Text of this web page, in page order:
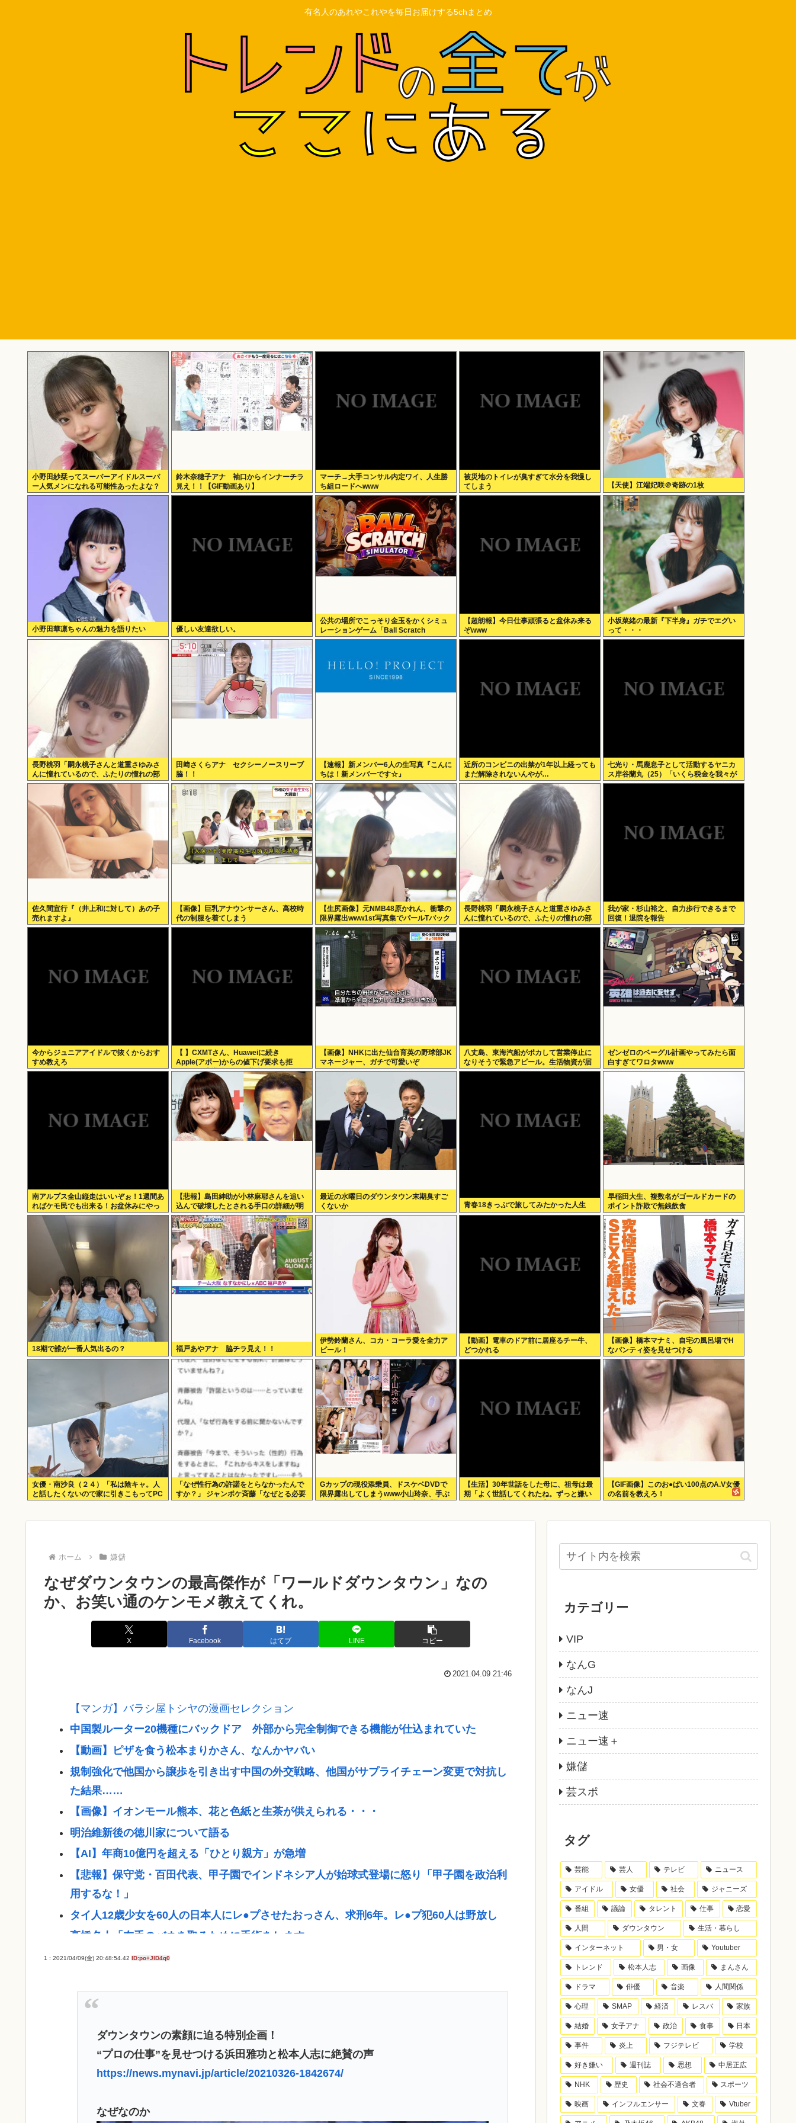
有名人のあれやこれやを毎日お届けする5chまとめ
小野田紗栞ってスーパーアイドルスーパ
ー人気メンになれる可能性あったよな？
鈴木奈穂子アナ 袖口からインナーチラ
見え！！【GIF動画あり】
マーチ→大手コンサル内定ワイ、人生勝
ち組ロードへwww
被災地のトイレが臭すぎて水分を我慢し
てしまう
【天使】江端妃咲＠奇跡の1枚
小野田華凛ちゃんの魅力を語りたい 優しい友達欲しい。
公共の場所でこっそり金玉をかくシミュ
レーションゲーム「Ball Scratch
Simulator」がSteamで発表される
【超朗報】今日仕事頑張ると盆休み来る
ぞwww
小坂菜緒の最新『下半身』ガチでエグい
って・・・
長野桃羽「嗣永桃子さんと道重さゆみさ
んに憧れているので、ふたりの憧れの部
分をぎゅっと集めた存在になり
田﨑さくらアナ セクシーノースリーブ
脇！！
【速報】新メンバー6人の生写真『こんに
ちは！新メンバーです☆』
近所のコンビニの出禁が1年以上経っても
まだ解除されないんやが…
七光り・馬鹿息子として活動するヤニカ
ス岸谷蘭丸（25）「いくら税金を我々が
払ってるんだと」
佐久間宣行『（井上和に対して）あの子
売れますよ』
【画像】巨乳アナウンサーさん、高校時
代の制服を着てしまう
【生尻画像】元NMB48原かれん、衝撃の
限界露出www1st写真集でパールTバック
のランジェリー姿を解禁！！！
長野桃羽「嗣永桃子さんと道重さゆみさ
んに憧れているので、ふたりの憧れの部
分をぎゅっと集めた存在になりたいで
我が家・杉山裕之、自力歩行できるまで
回復！退院を報告
今からジュニアアイドルで抜くからおす
すめ教えろ
【 】CXMTさん、Huaweiに続き
Apple(アポー)からの値下げ要求も拒
否！！！半導体バボー継続へ！！！
【画像】NHKに出た仙台育英の野球部JK
マネージャー、ガチで可愛いぞ
八丈島、東海汽船がポカして営業停止に
なりそうで緊急アピール。生活物資が届
かなくなるかも。アシタバ以外に食うも
ゼンゼロのベーグル計画やってみたら面
白すぎてワロタwww
南アルプス全山縦走はいいぞぉ！1週間あ
ればケモ民でも出来る！お盆休みにやっ
てみなイカ？
【悲報】島田紳助が小林麻耶さんを追い
込んで破壊したとされる手口の詳細が明
らかに･･････！！
最近の水曜日のダウンタウン末期臭すご
くないか
青春18きっぷで旅してみたかった人生
早稲田大生、複数名がゴールドカードの
ポイント詐欺で無銭飲食
18期で誰が一番人気出るの？ 福戸あやアナ 脇チラ見え！！
伊勢鈴蘭さん、コカ・コーラ愛を全力ア
ピール！
【動画】電車のドア前に居座るチー牛、
どつかれる
【画像】橋本マナミ、自宅の風呂場でH
なパンティ姿を見せつける
女優・南沙良（２４）「私は陰キャ。人
と話したくないので家に引きこもってPC
でアニメを観ていたい」
「なぜ性行為の許諾をとらなかったんで
すか？」 ジャンポケ斉藤「なぜとる必要
があるんです？！」
Gカップの現役添乗員、ドスケベDVDで
限界露出してしまうwww小山玲奈、手ぶ
らや極小ビキニで大放出！！新作「聖な
【生活】30年世話をした母に、祖母は最
期「よく世話してくれたね。ずっと嫌い
だったのが残念だよ」と言って死んだ
【GIF画像】このお●ぱい100点のA.V女優
の名前を教えろ！
ホーム 嫌儲
なぜダウンタウンの最高傑作が「ワールドダウンタウン」なの
か、お笑い通のケンモメ教えてくれ。
X Facebook はてブ LINE コピー
2021.04.09 21:46
【マンガ】バラシ屋トシヤの漫画セレクション
中国製ルーター20機種にバックドア 外部から完全制御できる機能が仕込まれていた
【動画】ピザを食う松本まりかさん、なんかヤバい
規制強化で他国から譲歩を引き出す中国の外交戦略、他国がサプライチェーン変更で対抗し
た結果……
【画像】イオンモール熊本、花と色紙と生茶が供えられる・・・
明治維新後の徳川家について語る
【AI】年商10億円を超える「ひとり親方」が急増
【悲報】保守党・百田代表、甲子園でインドネシア人が始球式登場に怒り「甲子園を政治利
用するな！」
タイ人12歳少女を60人の日本人にレ●プさせたおっさん、求刑6年。レ●プ犯60人は野放し
高橋名人「左手のバネを取るために手術をします」
【悲報】高市、非核三原則を今後も堅持していくの表現削除www
【🧟】「ゾンビたばこ売人」と肩組みショット「小園海斗」に注がれる”厳しい視線” 「レギ
とんこつらーめんが全く流行らない理由ってなんやろな？
【高市】 糖尿病内科クリニック、待合室に『ドカ食いダイスキ！もちづきさん』を置いてし
まい炎上
はおらず こどおじみたいのが電話してんだろな
1 : 2021/04/09(金) 20:48:54.42 ID:po+JlD4q0
ダウンタウンの素顔に迫る特別企画！
“プロの仕事”を見せつける浜田雅功と松本人志に絶賛の声
https://news.mynavi.jp/article/20210326-1842674/
なぜなのか
カテゴリー
VIP
なんG
なんJ
ニュー速
ニュー速＋
嫌儲
芸スポ
タグ
芸能 芸人 テレビ ニュース
アイドル 女優 社会 ジャニーズ
番組 議論 タレント 仕事 恋愛
人間 ダウンタウン 生活・暮らし
インターネット 男・女 Youtuber
トレンド 松本人志 画像 まんさん
ドラマ 俳優 音楽 人間関係
心理 SMAP 経済 レスバ 家族
結婚 女子アナ 政治 食事 日本
事件 炎上 フジテレビ 学校
好き嫌い 週刊誌 思想 中居正広
NHK 歴史 社会不適合者 スポーツ
映画 インフルエンサー 文春 Vtuber